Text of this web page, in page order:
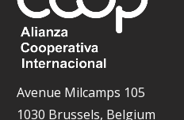
Avenue Milcamps 105
1030 Brussels, Belgium